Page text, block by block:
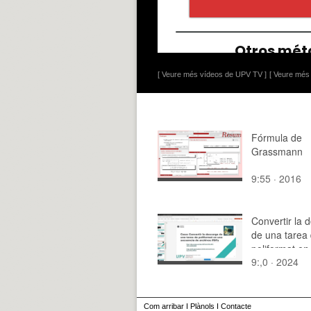
[ Veure més vídeos de UPV TV ] [ Veure
Fórmula de
Grassmann
9:55 · 2016
Convertir la
de una tarea
poliformat en
secuencia de
9:,0 · 2024
Com arribar I Plànols I Contacte